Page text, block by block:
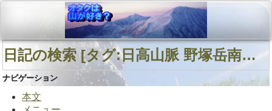
日記の検索 [タグ:日高山脈 野塚岳南東面沢 野塚川] 01～06(06件中)
ナビゲーション
本文